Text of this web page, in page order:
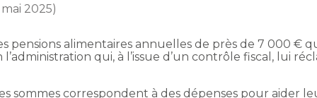
2025)
alimentaires annuelles de près de 7 000 €
l’administration qui, à l’issue d’un contrôle fiscal, lui
sommes correspondent à des dépenses pour aider